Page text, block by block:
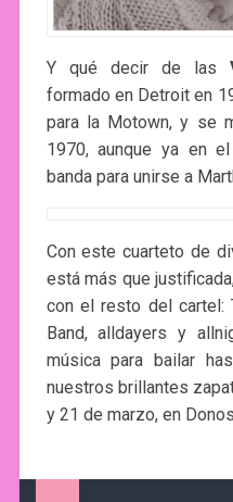
Y qué decir de las
formado en Detroit en
para la Motown, y se
1970, aunque ya en
banda para unirse a
Con este cuarteto de
está más que
con el resto del cartel:
Band, alldayers y
música para bailar
nuestros brillantes
y 21 de marzo, en